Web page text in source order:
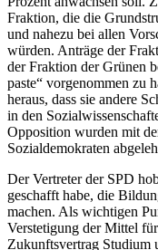
Fraktion, die die
und nahezu bei allen
würden. Anträge der
der Fraktion der Grünen
paste“ vorgenommen zu
heraus, dass sie andere
in den
Opposition wurden mit
Sozialdemokraten
Der Vertreter der SPD
geschafft habe, die
machen. Als wichtigen
Verstetigung der Mittel
Zukunftsvertrag Studium